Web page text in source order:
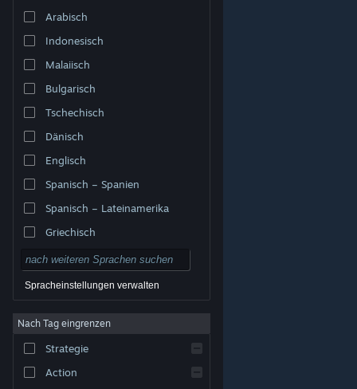
© Valve Corporation. Alle Rechte vorbehalten. Alle
USA und anderen Ländern.
Rechtliches
Barrierefreiheit
Nutzungsvertrag
Arabisch
Indonesisch
Malaiisch
Bulgarisch
Tschechisch
Dänisch
Englisch
Spanisch – Spanien
Spanisch – Lateinamerika
Griechisch
Spracheinstellungen verwalten
Nach Tag eingrenzen
Strategie
Action